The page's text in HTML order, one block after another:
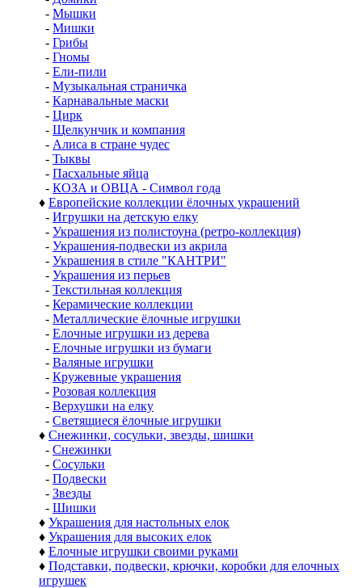
- Мышки
- Мишки
- Грибы
- Гномы
- Ели-пили
- Музыкальная страничка
- Карнавальные маски
- Цирк
- Щелкунчик и компания
- Алиса в стране чудес
- Тыквы
- Пасхальные яйца
- КОЗА и ОВЦА - Символ года
♦ Европейские коллекции ёлочных украшений
- Игрушки на детскую елку
- Украшения из полистоуна (ретро-коллекция)
- Украшения-подвески из акрила
- Украшения в стиле "КАНТРИ"
- Украшения из перьев
- Текстильная коллекция
- Керамические коллекции
- Металлические ёлочные игрушки
- Елочные игрушки из дерева
- Елочные игрушки из бумаги
- Валяные игрушки
- Кружевные украшения
- Розовая коллекция
- Верхушки на елку
- Светящиеся ёлочные игрушки
♦ Снежинки, сосульки, звезды, шишки
- Снежинки
- Сосульки
- Подвески
- Звезды
- Шишки
♦ Украшения для настольных елок
♦ Украшения для высоких елок
♦ Елочные игрушки своими руками
♦ Подставки, подвески, крючки, коробки для елочных
игрушек